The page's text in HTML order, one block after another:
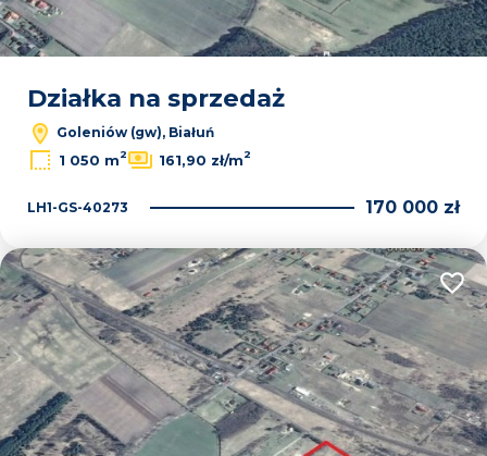
Działka na sprzedaż
Goleniów (gw), Białuń
1 050 m2 161,90 zł/m2
LH1-GS-40273 170 000 zł